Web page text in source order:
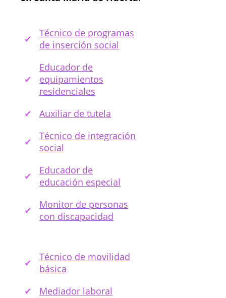
Técnico de programas
de inserción social
Educador de
equipamientos
residenciales
Auxiliar de tutela
Técnico de integración
social
Educador de
educación especial
Monitor de personas
con discapacidad
Técnico de movilidad
básica
Mediador laboral